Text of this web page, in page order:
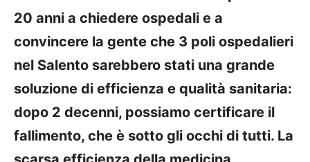
20 anni a chiedere ospedali e a
convincere la gente che 3 poli ospedalieri
nel Salento sarebbero stati una grande
soluzione di efficienza e qualità sanitaria:
dopo 2 decenni, possiamo certificare il
fallimento, che è sotto gli occhi di tutti. La